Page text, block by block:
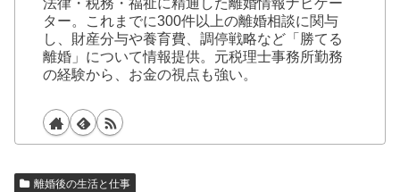
法律・税務・福祉に精通した離婚情報ナビゲー
ター。これまでに300件以上の離婚相談に関与
し、財産分与や養育費、調停戦略など「勝てる
離婚」について情報提供。元税理士事務所勤務
の経験から、お金の視点も強い。
離婚後の生活と仕事